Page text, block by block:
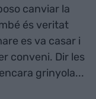
canviar la
és veritat
es va casar i
conveni. Dir les
grinyola...